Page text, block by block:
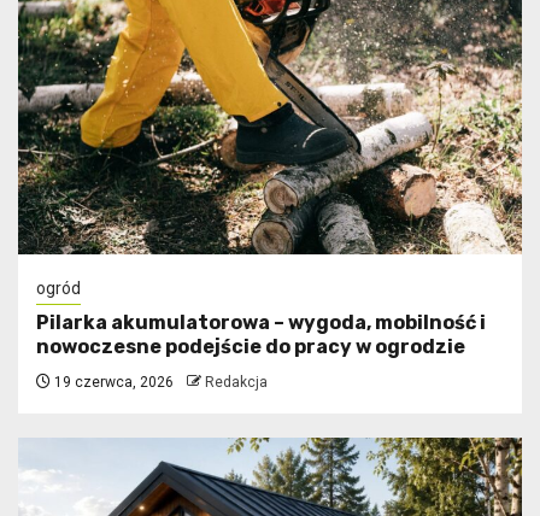
ogród
Pilarka akumulatorowa – wygoda, mobilność i
nowoczesne podejście do pracy w ogrodzie
19 czerwca, 2026 Redakcja